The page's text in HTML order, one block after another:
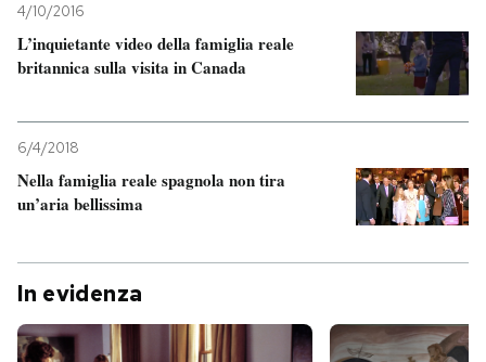
4/10/2016
L’inquietante video della famiglia reale
britannica sulla visita in Canada
6/4/2018
Nella famiglia reale spagnola non tira
un’aria bellissima
In evidenza